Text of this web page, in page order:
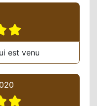
est venu